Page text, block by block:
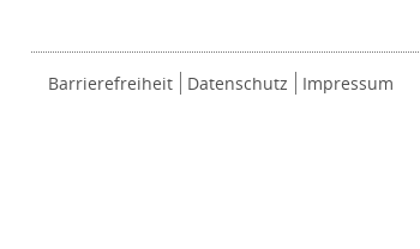
Barrierefreiheit Datenschutz Impressum